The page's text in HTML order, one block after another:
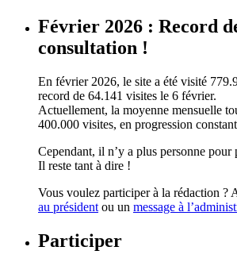
Février 2026 : Record
consultation !
En février 2026, le site a été visité
record de 64.141 visites le 6 février.
Actuellement, la moyenne mensuelle
400.000 visites, en progression
Cependant, il n’y a plus personne pour
Il reste tant à dire !
Vous voulez participer à la rédaction ?
au président ou un message à
Participer